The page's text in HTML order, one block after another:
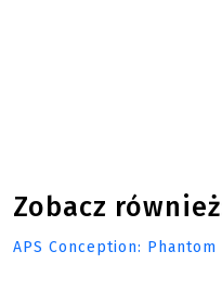
Zobacz
APS Conception: